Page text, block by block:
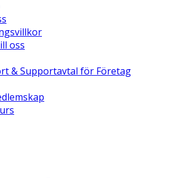
oss
& Supportavtal för Företag